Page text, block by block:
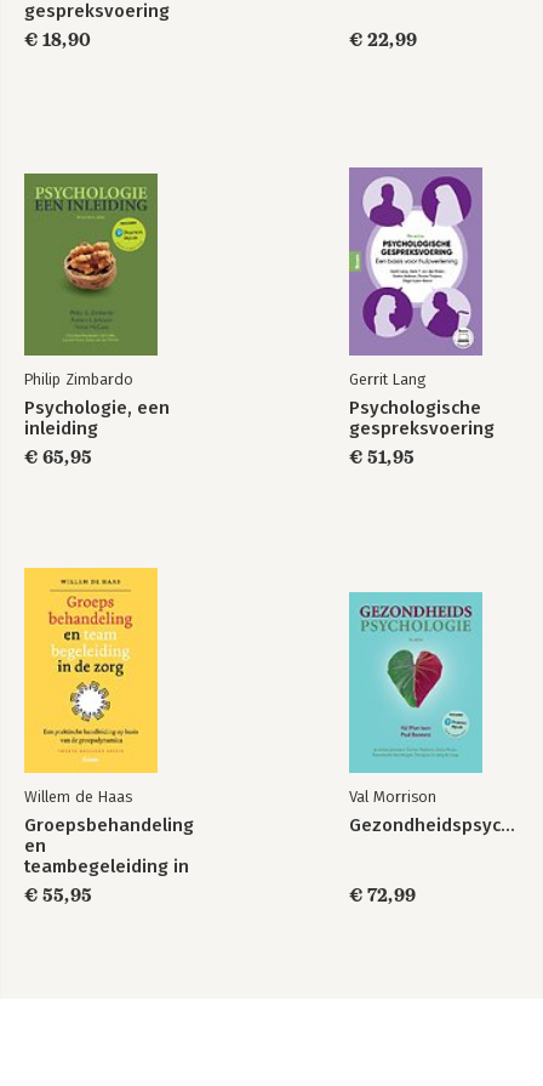
Stop examenstress Mindful onderweg
Bekijk alle boeken
gespreksvoering
€ 18,90
€ 22,99
Philip Zimbardo
Psychologie, een
inleiding
€ 65,95
Gerrit Lang
Psychologische
gespreksvoering
€ 51,95
Willem de Haas
Groepsbehandeling
en
teambegeleiding in
de zorg
€ 55,95
Val Morrison
Gezondheidspsychologie
€ 72,99